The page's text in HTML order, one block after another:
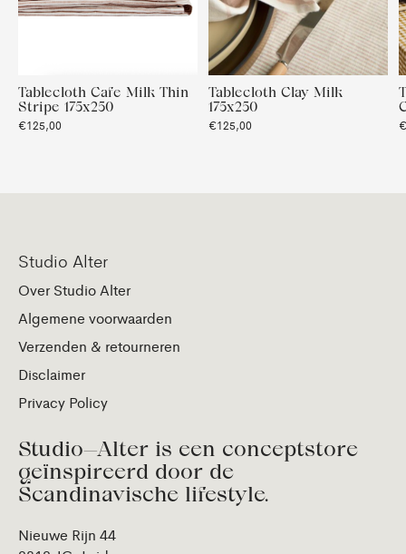
Tablecloth Cafe Milk Thin
Stripe 175x250
€125,00
Tablecloth Clay Milk
175x250
€125,00
Studio Alter
Over Studio Alter
Algemene voorwaarden
Verzenden & retourneren
Disclaimer
Privacy Policy
Studio—Alter is een conceptstore
geïnspireerd door de
Scandinavische lifestyle.
Nieuwe Rijn 44